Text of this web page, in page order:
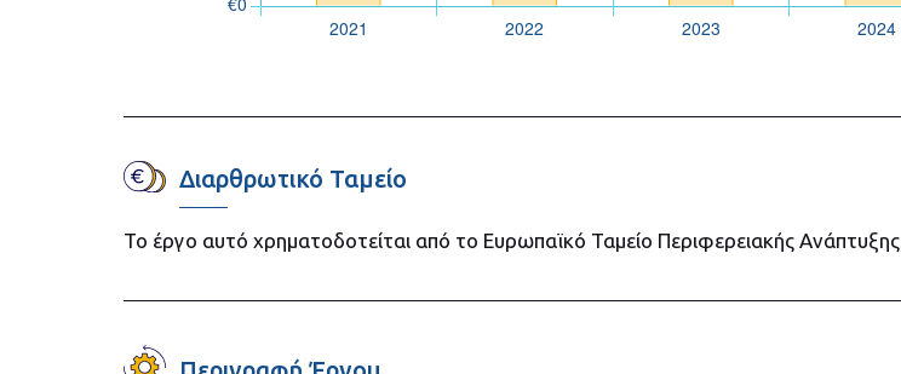
Διαρθρωτικό Ταμείο
Το έργο αυτό χρηματοδοτείται από το Ευρωπαϊκό Ταμείο Περιφερειακής Ανάπτυξης.